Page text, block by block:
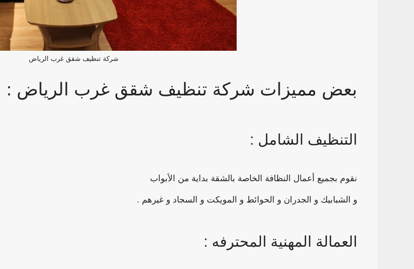
شركة تنظيف شقق غرب الرياض
بعض مميزات شركة تنظيف شقق غرب الرياض :
التنظيف الشامل :
نقوم بجميع أعمال النظافة الخاصة بالشقة بداية من الأبواب
و الشبابيك و الجدران و الحوائط و المويكت و السجاد و غيرهم .
العمالة المهنية المحترفه :